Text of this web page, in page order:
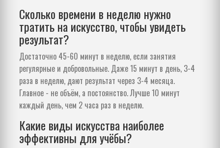
Сколько времени в неделю нужно
тратить на искусство, чтобы увидеть
результат?
Достаточно 45-60 минут в неделю, если занятия
регулярные и добровольные. Даже 15 минут в день, 3-4
раза в неделю, дают результат через 3-4 месяца.
Главное - не объём, а постоянство. Лучше 10 минут
каждый день, чем 2 часа раз в неделю.
Какие виды искусства наиболее
эффективны для учёбы?